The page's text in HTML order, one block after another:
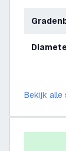
Bekijk alle